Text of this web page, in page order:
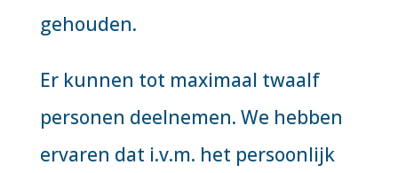
gehouden.
Er kunnen tot maximaal twaalf
personen deelnemen. We hebben
ervaren dat i.v.m. het persoonlijk